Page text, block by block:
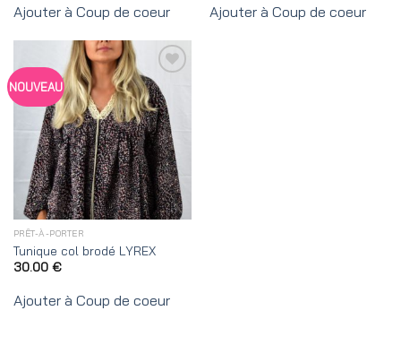
Ajouter à Coup de coeur Ajouter à Coup de coeur
NOUVEAU
Ajouter
à
Coup
de
coeur
PRÊT-À-PORTER
Tunique col brodé LYREX
30.00 €
Ajouter à Coup de coeur